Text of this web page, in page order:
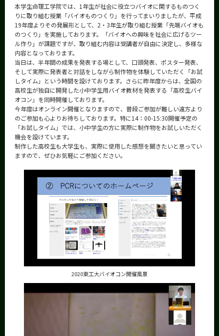
本学生命理工学院では、1年生が社会に役立つバイオに関するものつく
りに取り組む授業「バイオものつくり」を行ってまいりましたが、平成
19年度よりその発展形として、2・3年生が取り組む授業「先端バイオも
のつくり」を実施しております。「バイオへの興味を社会に広げるツー
ル作り」が課題ですが、取り組む内容は受講者が自由に決定し、多様な
内容となっております。
当日は、半年間の成果を発表する場として、口頭発表、ポスター発表、
そして実際に発表者と対話をしながら制作物を体験していただく「お試
しタイム」という時間を設けております。さらに昨年度からは、全国の
高校生が独自に開発した小中学生用バイオ教材を発表する「高校生バイ
オコン」を同時開催しております。
今年度はオンライン開催となりますので、普段ご参加が難しい遠方より
のご参加も心よりお待ちしております。特に14：00-15:30開催予定の
「お試しタイム」では、小中学生の方に実際に制作物をお試しいただく
機会を設けています。
制作した高校生も大学生も、実際に使用した感想を聞きたいと思ってい
ますので、ぜひお気軽にご参加ください。
2020東工大バイオコン開催風景